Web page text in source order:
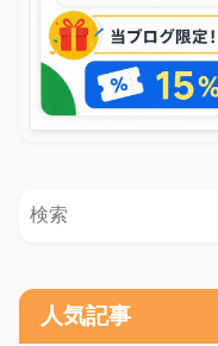
人気記事